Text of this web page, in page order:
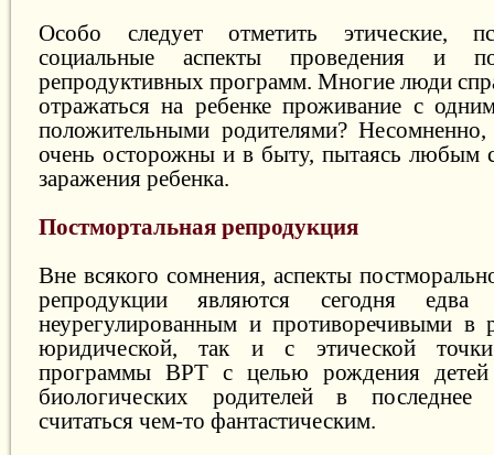
Особо следует отметить этические,
социальные аспекты проведения и
репродуктивных программ. Многие люди
отражаться на ребенке проживание с
положительными родителями?
очень осторожны и в быту, пытаясь любым
заражения ребенка.
Постмортальная репродукция
Вне всякого сомнения, аспекты
репродукции являются сегодня
неурегулированным и противоречивыми в
юридической, так и с этической
программы ВРТ с целью рождения
биологических родителей в последнее
считаться чем-то фантастическим.